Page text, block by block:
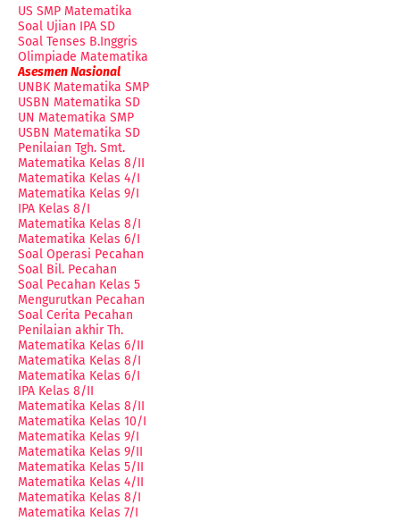
US SMP Matematika
Soal Ujian IPA SD
Soal Tenses B.Inggris
Olimpiade Matematika
Asesmen Nasional
UNBK Matematika SMP
USBN Matematika SD
UN Matematika SMP
USBN Matematika SD
Penilaian Tgh. Smt.
Matematika Kelas 8/II
Matematika Kelas 4/I
Matematika Kelas 9/I
IPA Kelas 8/I
Matematika Kelas 8/I
Matematika Kelas 6/I
Soal Operasi Pecahan
Soal Bil. Pecahan
Soal Pecahan Kelas 5
Mengurutkan Pecahan
Soal Cerita Pecahan
Penilaian akhir Th.
Matematika Kelas 6/II
Matematika Kelas 8/I
Matematika Kelas 6/I
IPA Kelas 8/II
Matematika Kelas 8/II
Matematika Kelas 10/I
Matematika Kelas 9/I
Matematika Kelas 9/II
Matematika Kelas 5/II
Matematika Kelas 4/II
Matematika Kelas 8/I
Matematika Kelas 7/I